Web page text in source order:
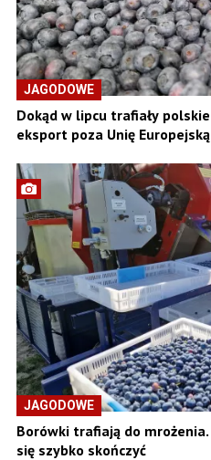
JAGODOWE
Dokąd w lipcu trafiały
eksport poza Unię Europejską
JAGODOWE
Borówki trafiają do
się szybko skończyć